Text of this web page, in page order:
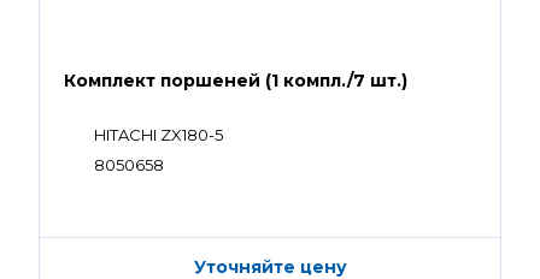
Комплект поршеней (1 компл./7 шт.)
HITACHI ZX180-5
8050658
Уточняйте цену